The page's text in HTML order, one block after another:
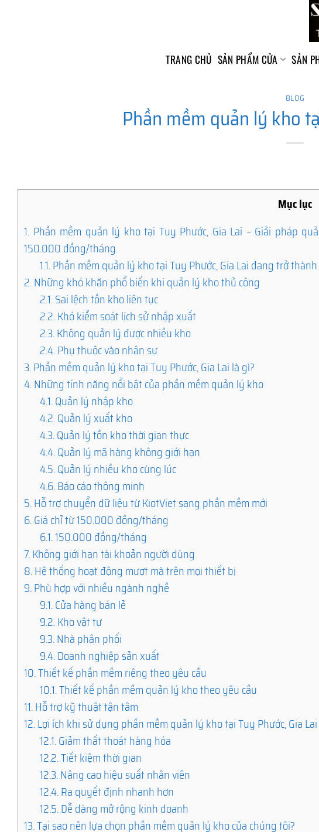
TRANG CHỦ SẢN PHẨM CỬA SẢN
BLOG
Phần mềm quản lý kho
Mục lục
1. Phần mềm quản lý kho tại Tuy Phước, Gia Lai – Giải pháp
150.000 đồng/tháng
1.1.Phần mềm quản lý kho tại Tuy Phước, Gia Lai đang trở
2.Những khó khăn phổ biến khi quản lý kho thủ công
2.1.Sai lệch tồn kho liên tục
2.2.Khó kiểm soát lịch sử nhập xuất
2.3.Không quản lý được nhiều kho
2.4.Phụ thuộc vào nhân sự
3.Phần mềm quản lý kho tại Tuy Phước, Gia Lai là gì?
4.Những tính năng nổi bật của phần mềm quản lý kho
4.1.Quản lý nhập kho
4.2.Quản lý xuất kho
4.3.Quản lý tồn kho thời gian thực
4.4.Quản lý mã hàng không giới hạn
4.5.Quản lý nhiều kho cùng lúc
4.6.Báo cáo thông minh
5.Hỗ trợ chuyển dữ liệu từ KiotViet sang phần mềm mới
6.Giá chỉ từ 150.000 đồng/tháng
6.1.150.000 đồng/tháng
7.Không giới hạn tài khoản người dùng
8.Hệ thống hoạt động mượt mà trên mọi thiết bị
9.Phù hợp với nhiều ngành nghề
9.1.Cửa hàng bán lẻ
9.2.Kho vật tư
9.3.Nhà phân phối
9.4.Doanh nghiệp sản xuất
10.Thiết kế phần mềm riêng theo yêu cầu
10.1.Thiết kế phần mềm quản lý kho theo yêu cầu
11.Hỗ trợ kỹ thuật tận tâm
12.Lợi ích khi sử dụng phần mềm quản lý kho tại Tuy Phước, Gia Lai
12.1.Giảm thất thoát hàng hóa
12.2.Tiết kiệm thời gian
12.3.Nâng cao hiệu suất nhân viên
12.4.Ra quyết định nhanh hơn
12.5.Dễ dàng mở rộng kinh doanh
13.Tại sao nên lựa chọn phần mềm quản lý kho của chúng tôi?